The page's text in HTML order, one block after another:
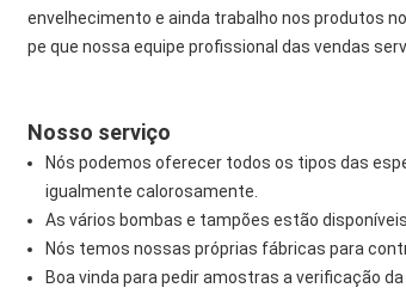
envelhecimento e ainda trabalho nos produtos
pe que nossa equipe profissional das vendas
Nosso serviço
Nós podemos oferecer todos os tipos das
igualmente calorosamente.
As vários bombas e tampões estão disponíveis.
Nós temos nossas próprias fábricas para
Boa vinda para pedir amostras a verificação da